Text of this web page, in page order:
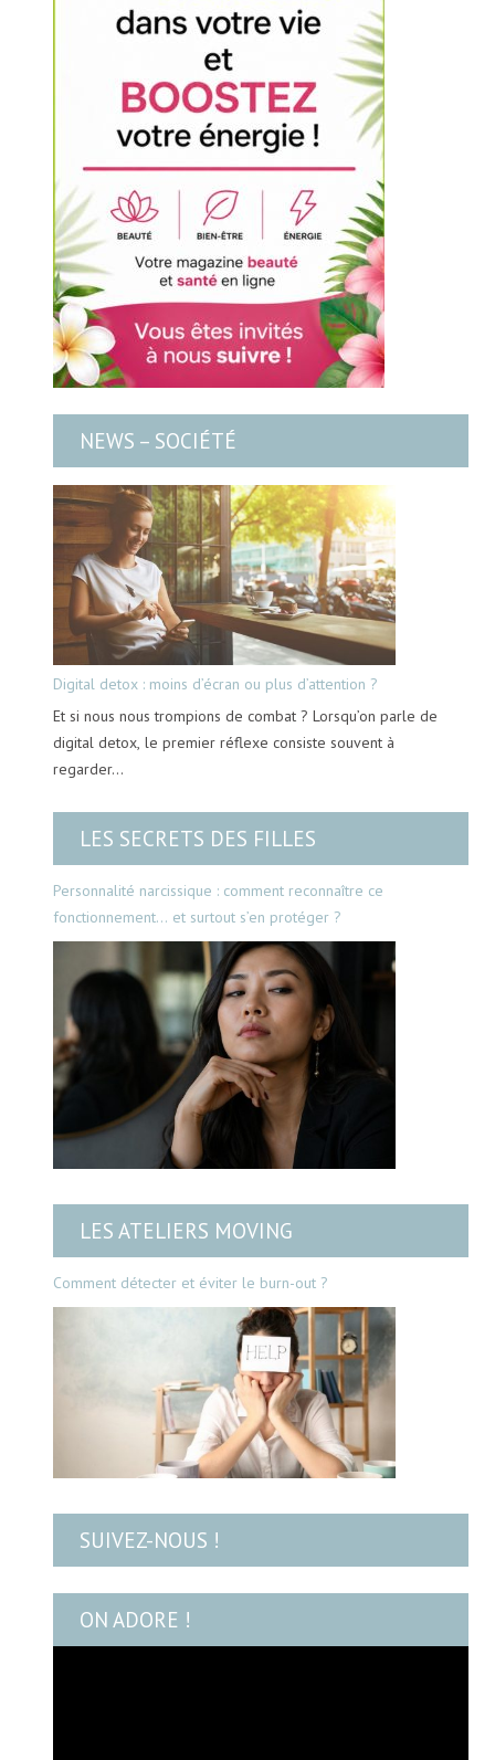
NEWS – SOCIÉTÉ
Digital detox : moins d’écran ou plus d’attention ?
Et si nous nous trompions de combat ? Lorsqu’on parle de
digital detox, le premier réflexe consiste souvent à
regarder…
LES SECRETS DES FILLES
Personnalité narcissique : comment reconnaître ce
fonctionnement… et surtout s’en protéger ?
LES ATELIERS MOVING
Comment détecter et éviter le burn-out ?
SUIVEZ-NOUS !
ON ADORE !